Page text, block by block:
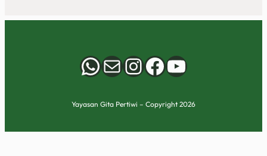
WhatsApp
MailInstagram
Facebook
YouTube
Yayasan Gita Pertiwi – Copyright 2026